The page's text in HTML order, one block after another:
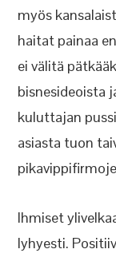
myös
haitat painaa
ei välitä
bisnesideoista
kuluttajan
asiasta tuon
Ihmiset
lyhyesti.